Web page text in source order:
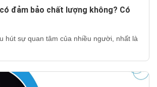
đảm bảo chất lượng không? Có
hút sự quan tâm của nhiều người, nhất là